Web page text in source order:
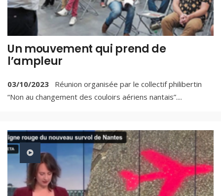
Un mouvement qui prend de
l’ampleur
03/10/2023
Réunion organisée par le collectif philibertin
“Non au changement des couloirs aériens nantais”....